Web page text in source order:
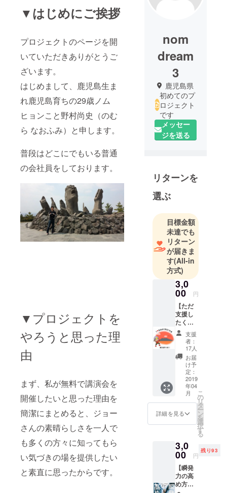
▼はじめにご挨拶
プロジェクトのページを開
いていただきありがとうご
ざいます。
はじめまして、鹿児島生ま
れ鹿児島育ちの29歳ノム
ヒョンこと野村尚史（のむ
ら なおふみ）と申します。
普段はどこにでもいる普通
の会社員をしております。
▼プロジェクトを
やろうと思った理
由
まず、私が無料で講演会を
開催したいと思った理由を
簡潔にまとめると、ジョー
さんの素晴らしさを一人で
も多くの方々に知ってもら
い気づきの場を提供したい
と素直に思ったからです。
nom
dream
3
鹿児島県
初めてのプ
ロジェクト
です
メッセー
ジを送る
リターンを
選ぶ
目標金額
未達でも
リターン
が届きま
す(All-in
方式)
3,0
00 円
【ただ
支援し
たく
て】 支
援して
頂いた
方には
私から
のお礼
の手
紙、鹿
児島講
演限定
ポスト
カード
を送り
※画像は
鹿児島
講演限
定のポ
スト
カード
支援
者：
17人
お届
け予
定：
2019
年04
月
詳細を見る
こ
の
リ
タ
ー
ン
を
選
択
す
る
3,0
00 円
残り93
【瞬発
力の高
め方の